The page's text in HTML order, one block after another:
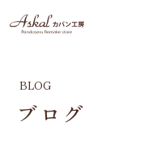
BLOG
ブログ